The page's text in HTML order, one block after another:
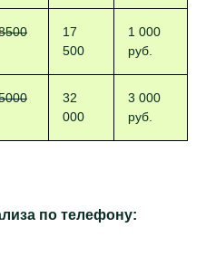
17
500
1 000
руб.
32
000
3 000
руб.
по телефону: